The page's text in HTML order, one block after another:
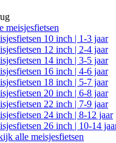
meisjesfietsen
10 inch | 1-3 jaar
12 inch | 2-4 jaar
14 inch | 3-5 jaar
16 inch | 4-6 jaar
18 inch | 5-7 jaar
20 inch | 6-8 jaar
22 inch | 7-9 jaar
24 inch | 8-12 jaar
26 inch | 10-14
alle meisjesfietsen